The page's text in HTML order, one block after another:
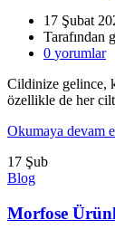
17 Şubat
Tarafından
0 yorumlar
Cildinize gelince,
özellikle de her
Okumaya devam
17 Şub
Blog
Morfose